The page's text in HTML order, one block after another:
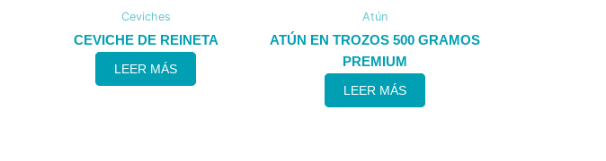
Ceviches
CEVICHE DE REINETA
LEER MÁS
Atún
ATÚN EN TROZOS 500 GRAMOS
PREMIUM
LEER MÁS